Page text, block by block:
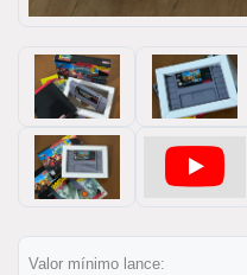
Valor mínimo lance: